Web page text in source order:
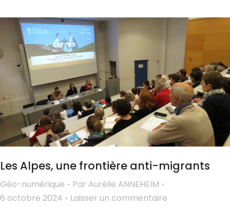
Les Alpes, une frontière anti-migrants
Géo-numérique Par Aurélie ANNEHEIM
6 octobre 2024
Laisser un commentaire